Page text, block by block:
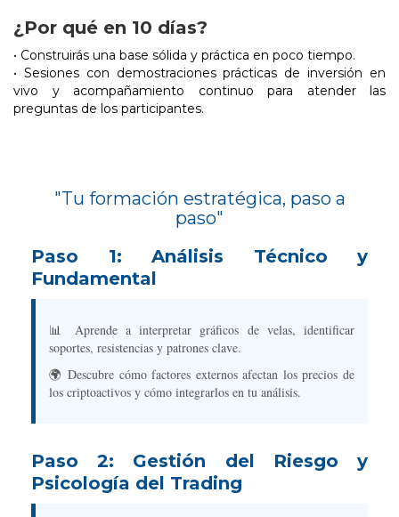
¿Por qué en 10 días?
• Construirás una base sólida y práctica en poco tiempo.
• Sesiones con demostraciones prácticas de inversión en
vivo y acompañamiento continuo para atender las
preguntas de los participantes.
"Tu formación estratégica, paso a
paso"
Paso 1: Análisis Técnico y
Fundamental
📊 Aprende a interpretar gráficos de velas, identificar
soportes, resistencias y patrones clave.
🌍 Descubre cómo factores externos afectan los precios de
los criptoactivos y cómo integrarlos en tu análisis.
Paso 2: Gestión del Riesgo y
Psicología del Trading